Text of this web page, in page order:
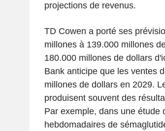
projections de revenus.
TD Cowen a porté ses
millones à 139.000 millones
180.000 millones de dollars
Bank anticipe que les ventes
millones de dollars en 2029.
produisent souvent des
Par exemple, dans une étude
hebdomadaires de